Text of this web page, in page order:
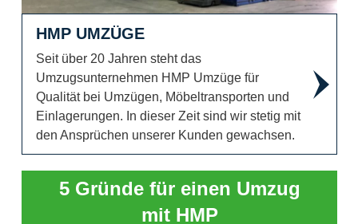
HMP UMZÜGE
Seit über 20 Jahren steht das
Umzugsunternehmen HMP Umzüge für
Qualität bei Umzügen, Möbeltransporten und
Einlagerungen. In dieser Zeit sind wir stetig mit
den Ansprüchen unserer Kunden gewachsen.
5 Gründe für einen Umzug
mit HMP